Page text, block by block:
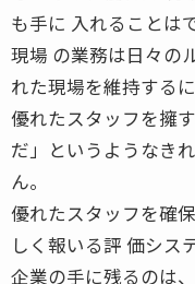
も手に 入れることは
現場 の業務は日々の
れた現場を維持する
優れたスタッフを擁
だ」というようなき
ん。
優れたスタッフを確
しく報いる評 価シス
企業の手に残るのは